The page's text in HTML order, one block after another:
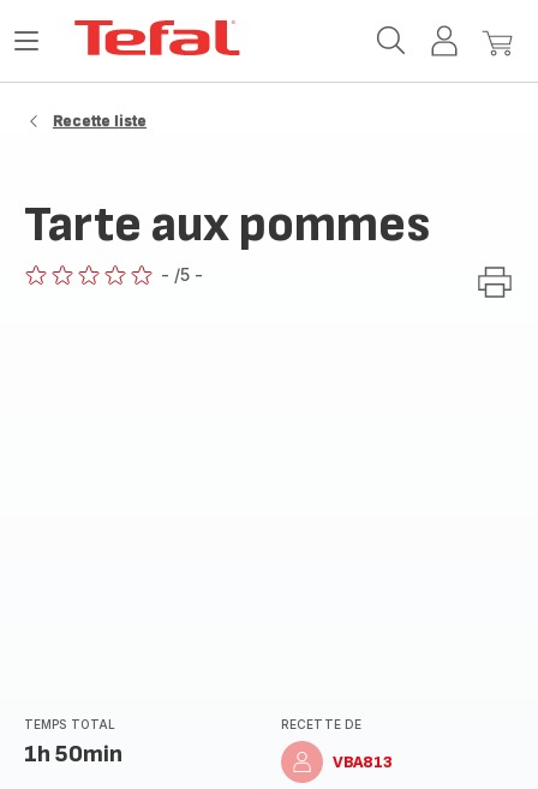
MonMon
Ouvrir
Recette liste
Tarte aux pommes
- /5 -
TEMPS TOTAL
1h 50min
RECETTE DE
VBA813